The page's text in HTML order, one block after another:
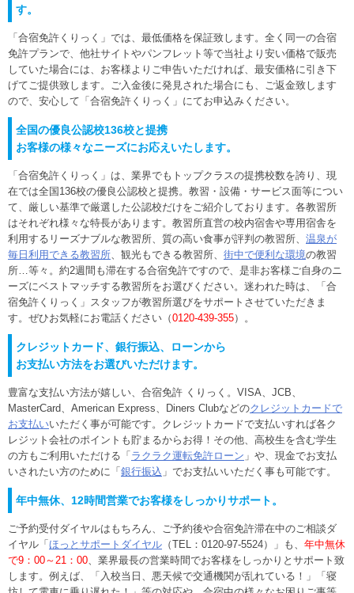
す。
「合宿免許くりっく」では、最低価格を保証致します。全く同一の合宿
免許プランで、他社サイトやパンフレット等で当社より安い価格で販売
していた場合には、お客様よりご申告いただければ、最安価格に引き下
げてご提供致します。ご入金後に発見された場合にも、ご返金致します
ので、安心して「合宿免許くりっく」にてお申込みください。
全国の優良公認校136校と提携
お客様の様々なニーズにお応えいたします。
「合宿免許くりっく」は、業界でもトップクラスの提携校数を誇り、現
在では全国136校の優良公認校と提携。教習・設備・サービス面等につい
て、厳しい基準で厳選した公認校だけをご紹介しております。各教習所
はそれぞれ様々な特長があります。教習所直営の校内宿舎や専用宿舎を
利用するリーズナブルな教習所、質の高い食事が評判の教習所、 温泉が
毎日利用できる教習所、観光もできる教習所、 街中で便利な環境の教習
所…等々。約2週間も滞在する合宿免許ですので、是非お客様ご自身のニ
ーズにベストマッチする教習所をお選びください。迷われた時は、「合
宿免許くりっく」スタッフが教習所選びをサポートさせていただきま
す。ぜひお気軽にお電話ください（0120-439-355）。
クレジットカード、銀行振込、ローンから
お支払い方法をお選びいただけます。
豊富な支払い方法が嬉しい、合宿免許 くりっく。VISA、JCB、
MasterCard、American Express、Diners Clubなどのクレジットカードで
お支払いいただく事が可能です。クレジットカードで支払いすれば各ク
レジット会社のポイントも貯まるからお得！その他、高校生を含む学生
の方もご利用いただける「 ラクラク運転免許ローン 」や、現金でお支払
いされたい方のために「 銀行振込 」でお支払いいただく事も可能です。
年中無休、12時間営業でお客様をしっかりサポート。
ご予約受付ダイヤルはもちろん、ご予約後や合宿免許滞在中のご相談ダ
イヤル「 ほっとサポートダイヤル （TEL：0120-97-5524）」も、 年中無休
で9：00～21：00、業界最長の営業時間でお客様をしっかりとサポート致
します。例えば、「入校当日、悪天候で交通機関が乱れている！」「寝